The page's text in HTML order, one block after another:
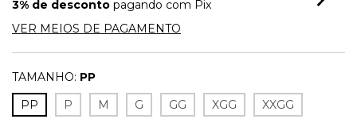
3% de desconto pagando com Pix
VER MEIOS DE PAGAMENTO
TAMANHO: PP
PP
P M G GG XGG XXGG